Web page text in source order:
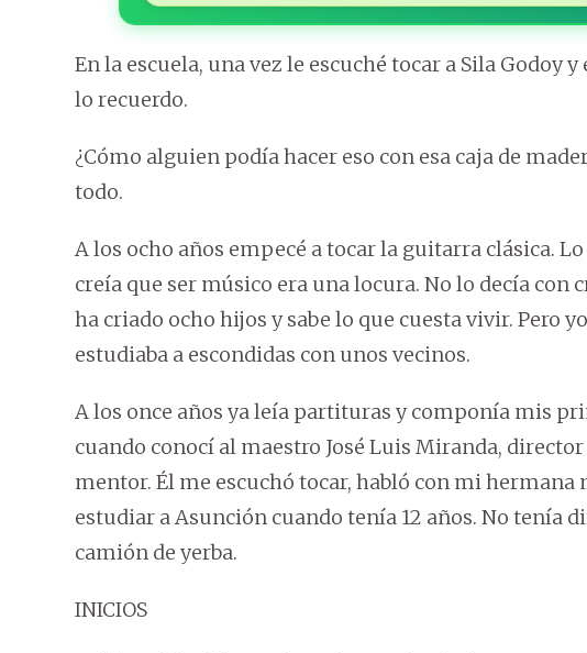
En la escuela, una vez le escuché tocar a Sila Godoy
lo recuerdo.
¿Cómo alguien podía hacer eso con esa caja de
todo.
A los ocho años empecé a tocar la guitarra clásica.
creía que ser músico era una locura. No lo decía
ha criado ocho hijos y sabe lo que cuesta vivir. Pero
estudiaba a escondidas con unos vecinos.
A los once años ya leía partituras y componía mis
cuando conocí al maestro José Luis Miranda,
mentor. Él me escuchó tocar, habló con mi hermana
estudiar a Asunción cuando tenía 12 años. No tenía
camión de yerba.
INICIOS